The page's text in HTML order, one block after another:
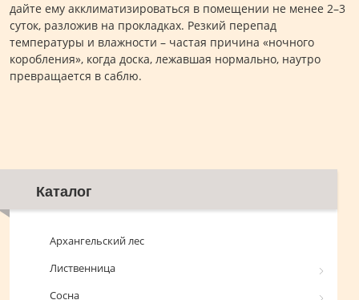
дайте ему акклиматизироваться в помещении не менее 2–3
суток, разложив на прокладках. Резкий перепад
температуры и влажности – частая причина «ночного
коробления», когда доска, лежавшая нормально, наутро
превращается в саблю.
Каталог
Архангельский лес
Лиственница
Сосна